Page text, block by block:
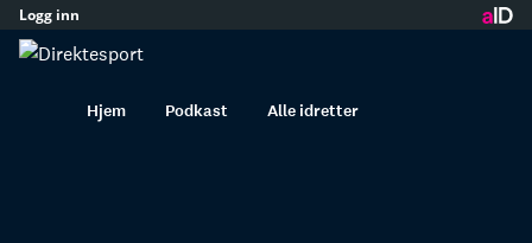
innhold
Logg inn
Hjem Podkast Alle idretter